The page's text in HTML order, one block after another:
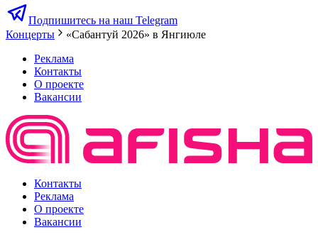
Подпишитесь на наш Telegram
Концерты
«Сабантуй 2026» в Янгиюле
Реклама
Контакты
О проекте
Вакансии
Контакты
Реклама
О проекте
Вакансии